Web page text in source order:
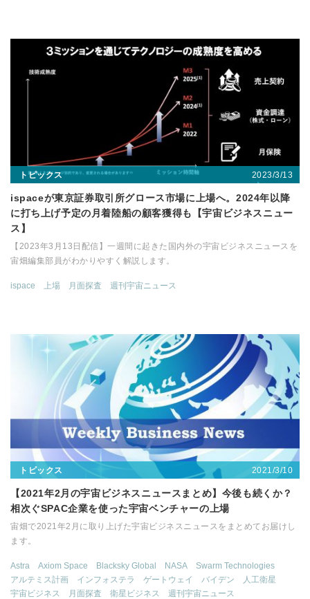
トピックス 2023/3/13
ispaceが東京証券取引所グロース市場に上場へ。2024年以降
に打ち上げ予定の月着陸船の顧客獲得も【宇宙ビジネスニュー
ス】
【2023年3月13日配信】一週間に起きた国内外の宇宙ビジネスニュースを
宙畑編集部員がわかりやすく解説します。
ispace 上場 月面探査 週刊宇宙ニュース
トピックス 2021/3/10
【2021年2月の宇宙ビジネスニュースまとめ】今後も続くか？
相次ぐSPAC企業を使った宇宙ベンチャーの上場
宙畑で2021年2月に取り上げた宇宙ビジネスニュースをまとめてお届けし
ます。
Astra Axiom Space Blacksky Global NASA
Swarm Technologies
アルテミス計画
インフォステラ ゲートウェイ バイデン
人工衛星
宇宙ビジネス
月面探査 衛星ビジネス
週刊宇宙ニュース